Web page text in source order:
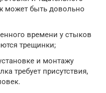
может быть довольно
времени у стыков
трещинки;
и монтажу
требует присутствия,